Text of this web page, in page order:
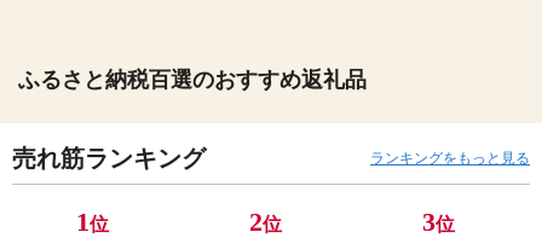
ふるさと納税百選のおすすめ返礼品
売れ筋ランキング ランキングをもっと見る
1位 2位 3位